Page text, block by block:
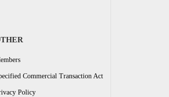
Commercial Transaction Act
Policy